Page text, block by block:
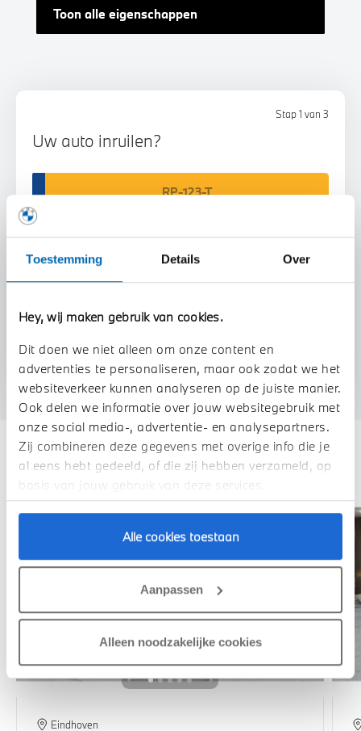
Toestemming Details Over
Hey, wij maken gebruik van cookies.
Dit doen we niet alleen om onze content en
advertenties te personaliseren, maar ook zodat we het
websiteverkeer kunnen analyseren op de juiste manier.
Ook delen we informatie over jouw websitegebruik met
onze social media-, advertentie- en analysepartners.
Zij combineren deze gegevens met overige info die je
al eens hebt gedeeld, of die zij hebben verzameld, op
basis van jouw gebruik van deze services.
Alle cookies toestaan
Aanpassen
Alleen noodzakelijke cookies
Stap 1 van 3
Uw auto inruilen?
U vertelt meer over uw auto
We verrekenen de waarde van uw auto
Toon alle eigenschappen
Deze zijn vergelijkbaar
Eindhoven